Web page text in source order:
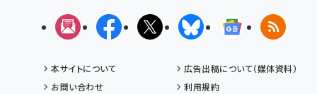
メルマガFacebookX(エックス)BlueskyGoogleニュ
RSS
本サイトについて
広告出稿について（媒体資料）
お問い合わせ
利用規約